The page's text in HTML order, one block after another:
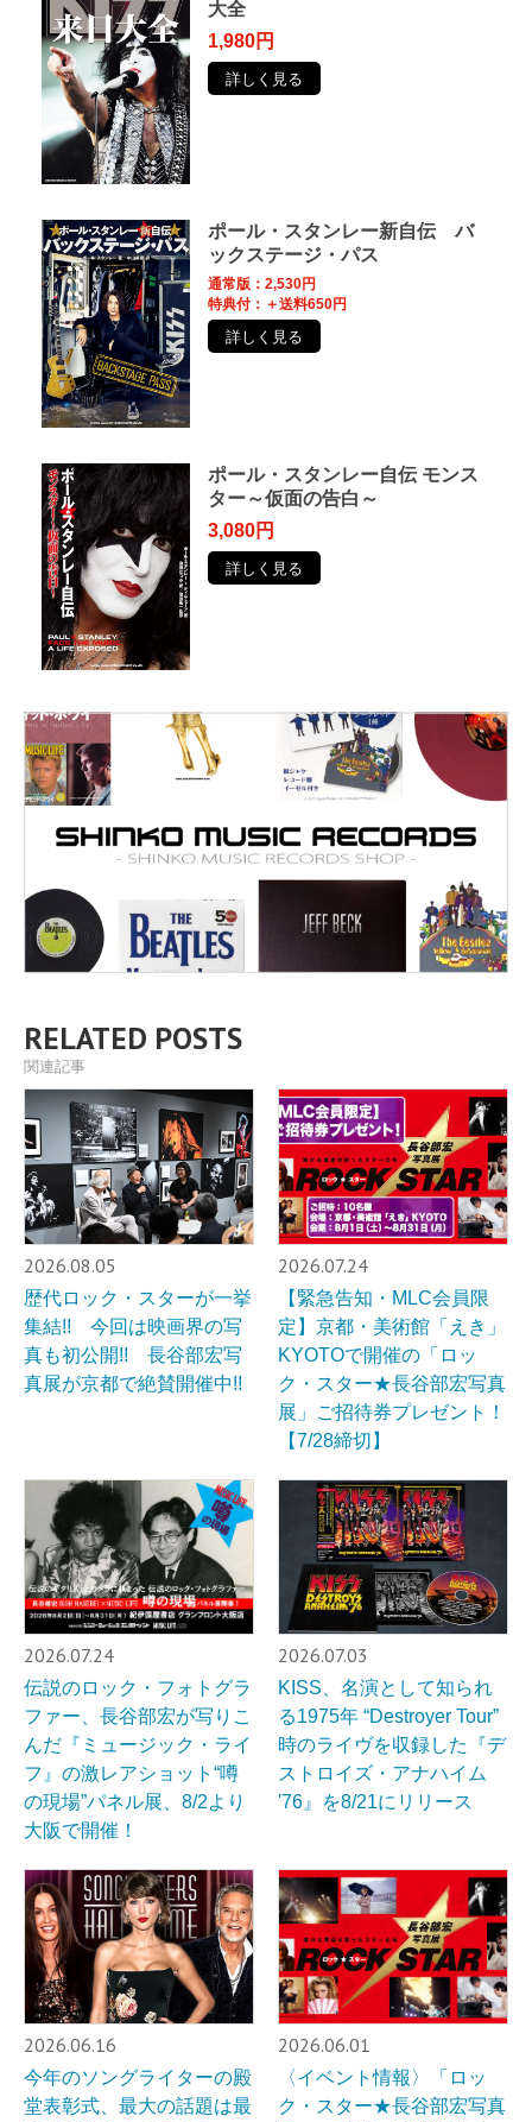
大全
1,980円
詳しく見る
ポール・スタンレー新自伝 バ
ックステージ・パス
通常版：2,530円
特典付：＋送料650円
詳しく見る
ポール・スタンレー自伝 モンス
ター～仮面の告白～
3,080円
詳しく見る
RELATED POSTS
関連記事
2026.08.05
歴代ロック・スターが一挙
集結!! 今回は映画界の写
真も初公開!! 長谷部宏写
真展が京都で絶賛開催中!!
2026.07.24
【緊急告知・MLC会員限
定】京都・美術館「えき」
KYOTOで開催の「ロッ
ク・スター★長谷部宏写真
展」ご招待券プレゼント！
【7/28締切】
2026.07.24
伝説のロック・フォトグラ
ファー、長谷部宏が写りこ
んだ『ミュージック・ライ
フ』の激レアショット“噂
の現場”パネル展、8/2より
大阪で開催！
2026.07.03
KISS、名演として知られ
る1975年 “Destroyer Tour”
時のライヴを収録した『デ
ストロイズ・アナハイム
'76』を8/21にリリース
2026.06.16
今年のソングライターの殿
堂表彰式、最大の話題は最
2026.06.01
〈イベント情報〉「ロッ
ク・スター★長谷部宏写真